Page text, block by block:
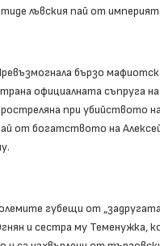
лъвския пай от
бързо
официалната съпруга
при убийството
от богатството на
губещи от
и сестра му Теменужка,